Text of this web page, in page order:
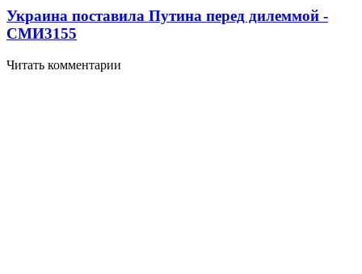
Украина поставила Путина перед дилеммой -
СМИ3155
Читать комментарии